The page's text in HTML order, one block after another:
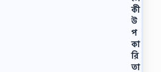
কী
উ
প
কা
রি
তা